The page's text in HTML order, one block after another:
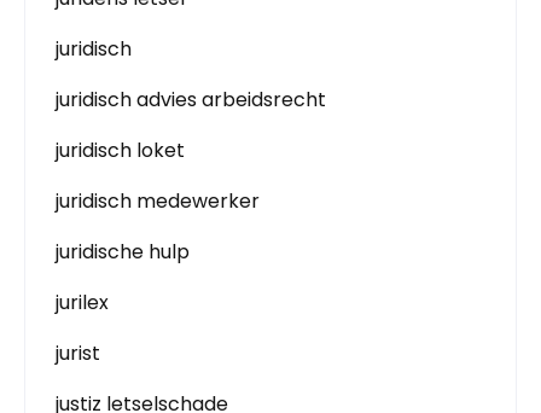
juridisch
juridisch advies arbeidsrecht
juridisch loket
juridisch medewerker
juridische hulp
jurilex
jurist
justiz letselschade